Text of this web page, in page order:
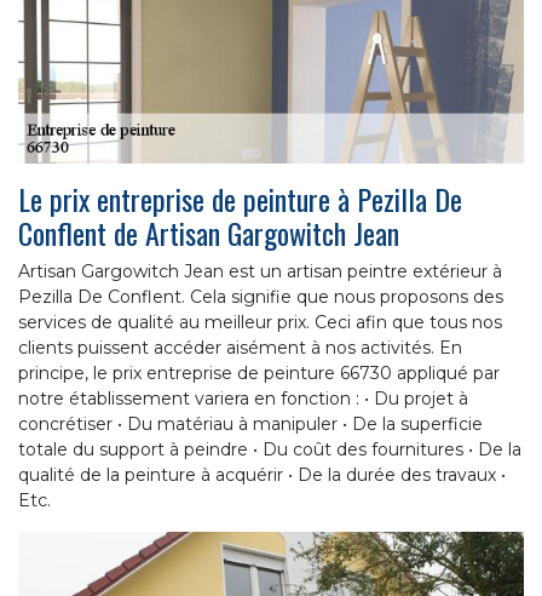
Le prix entreprise de peinture à Pezilla De
Conflent de Artisan Gargowitch Jean
Artisan Gargowitch Jean est un artisan peintre extérieur à
Pezilla De Conflent. Cela signifie que nous proposons des
services de qualité au meilleur prix. Ceci afin que tous nos
clients puissent accéder aisément à nos activités. En
principe, le prix entreprise de peinture 66730 appliqué par
notre établissement variera en fonction : • Du projet à
concrétiser • Du matériau à manipuler • De la superficie
totale du support à peindre • Du coût des fournitures • De la
qualité de la peinture à acquérir • De la durée des travaux •
Etc.